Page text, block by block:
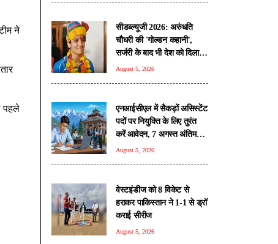
ने
पहले
सीडब्ल्यूजी 2026: अरुंधति
चौधरी की 'गोल्डन कहानी',
सर्जरी के बाद भी देश को दिलाया
मेडल
August 5, 2026
एनआईसीएल में सैकड़ों असिस्टेंट
पदों पर नियुक्ति के लिए तुरंत
करें आवेदन, 7 अगस्त अंतिम
तिथि
August 5, 2026
वेस्टइंडीज को 8 विकेट से
हराकर पाकिस्तान ने 1-1 से ड्रॉ
कराई सीरीज
August 5, 2026